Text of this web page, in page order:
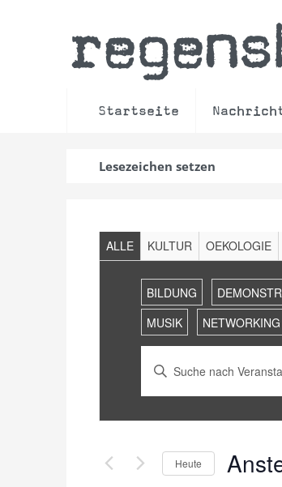
Startseite
Lesezeichen setzen
Veranstaltungen
Suche
Ansichten,
Navigation
Bitte
Suche
Veranstaltungen
Filter
ALLE KULTUR OEKOLOGIE
BILDUNG
MUSIK
NETWORKING
Heute